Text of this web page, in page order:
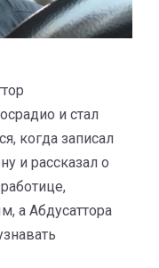
и стал
когда записал
и рассказал о
а Абдусаттора